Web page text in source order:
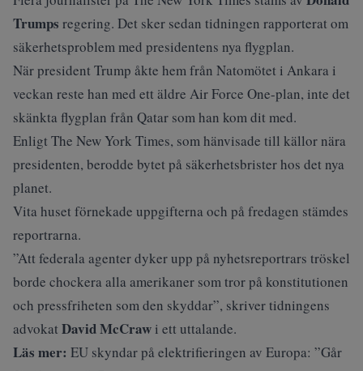
Trumps regering. Det sker sedan tidningen rapporterat om
säkerhetsproblem med presidentens nya flygplan.
När president Trump åkte hem från Natomötet i Ankara i
veckan reste han med ett äldre Air Force One-plan, inte det
skänkta flygplan från Qatar som han kom dit med.
Enligt The New York Times, som hänvisade till källor nära
presidenten, berodde bytet på säkerhetsbrister hos det nya
planet.
Vita huset förnekade uppgifterna och på fredagen stämdes
reportrarna.
”Att federala agenter dyker upp på nyhetsreportrars tröskel
borde chockera alla amerikaner som tror på konstitutionen
och pressfriheten som den skyddar”, skriver tidningens
advokat David McCraw i ett uttalande.
Läs mer: EU skyndar på elektrifieringen av Europa: ”Går